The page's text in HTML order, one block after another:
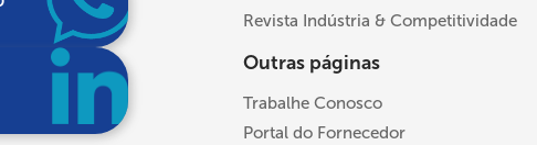
Revista Indústria & Competitividade
Outras páginas
Trabalhe Conosco
Portal do Fornecedor